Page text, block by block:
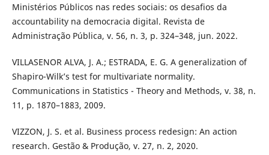
Ministérios Públicos nas redes sociais: os desafios da
accountability na democracia digital. Revista de
Administração Pública, v. 56, n. 3, p. 324–348, jun. 2022.
VILLASENOR ALVA, J. A.; ESTRADA, E. G. A generalization of
Shapiro-Wilk’s test for multivariate normality.
Communications in Statistics - Theory and Methods, v. 38, n.
11, p. 1870–1883, 2009.
VIZZON, J. S. et al. Business process redesign: An action
research. Gestão & Produção, v. 27, n. 2, 2020.